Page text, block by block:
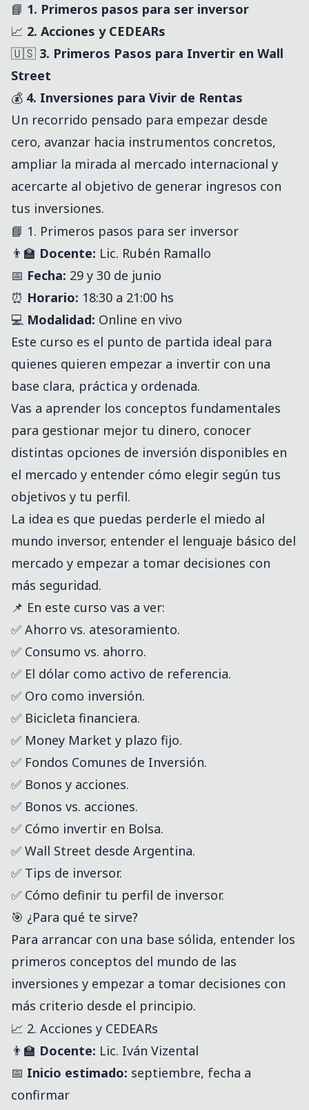
📘 1. Primeros pasos para ser inversor
📈 2. Acciones y CEDEARs
🇺🇸 3. Primeros Pasos para Invertir en Wall
Street
💰 4. Inversiones para Vivir de Rentas
Un recorrido pensado para empezar desde
cero, avanzar hacia instrumentos concretos,
ampliar la mirada al mercado internacional y
acercarte al objetivo de generar ingresos con
tus inversiones.
📘 1. Primeros pasos para ser inversor
👨‍🏫 Docente: Lic. Rubén Ramallo
📅 Fecha: 29 y 30 de junio
⏰ Horario: 18:30 a 21:00 hs
💻 Modalidad: Online en vivo
Este curso es el punto de partida ideal para
quienes quieren empezar a invertir con una
base clara, práctica y ordenada.
Vas a aprender los conceptos fundamentales
para gestionar mejor tu dinero, conocer
distintas opciones de inversión disponibles en
el mercado y entender cómo elegir según tus
objetivos y tu perfil.
La idea es que puedas perderle el miedo al
mundo inversor, entender el lenguaje básico del
mercado y empezar a tomar decisiones con
más seguridad.
📌 En este curso vas a ver:
✅ Ahorro vs. atesoramiento.
✅ Consumo vs. ahorro.
✅ El dólar como activo de referencia.
✅ Oro como inversión.
✅ Bicicleta financiera.
✅ Money Market y plazo fijo.
✅ Fondos Comunes de Inversión.
✅ Bonos y acciones.
✅ Bonos vs. acciones.
✅ Cómo invertir en Bolsa.
✅ Wall Street desde Argentina.
✅ Tips de inversor.
✅ Cómo definir tu perfil de inversor.
🎯 ¿Para qué te sirve?
Para arrancar con una base sólida, entender los
primeros conceptos del mundo de las
inversiones y empezar a tomar decisiones con
más criterio desde el principio.
📈 2. Acciones y CEDEARs
👨‍🏫 Docente: Lic. Iván Vizental
📅 Inicio estimado: septiembre, fecha a
confirmar